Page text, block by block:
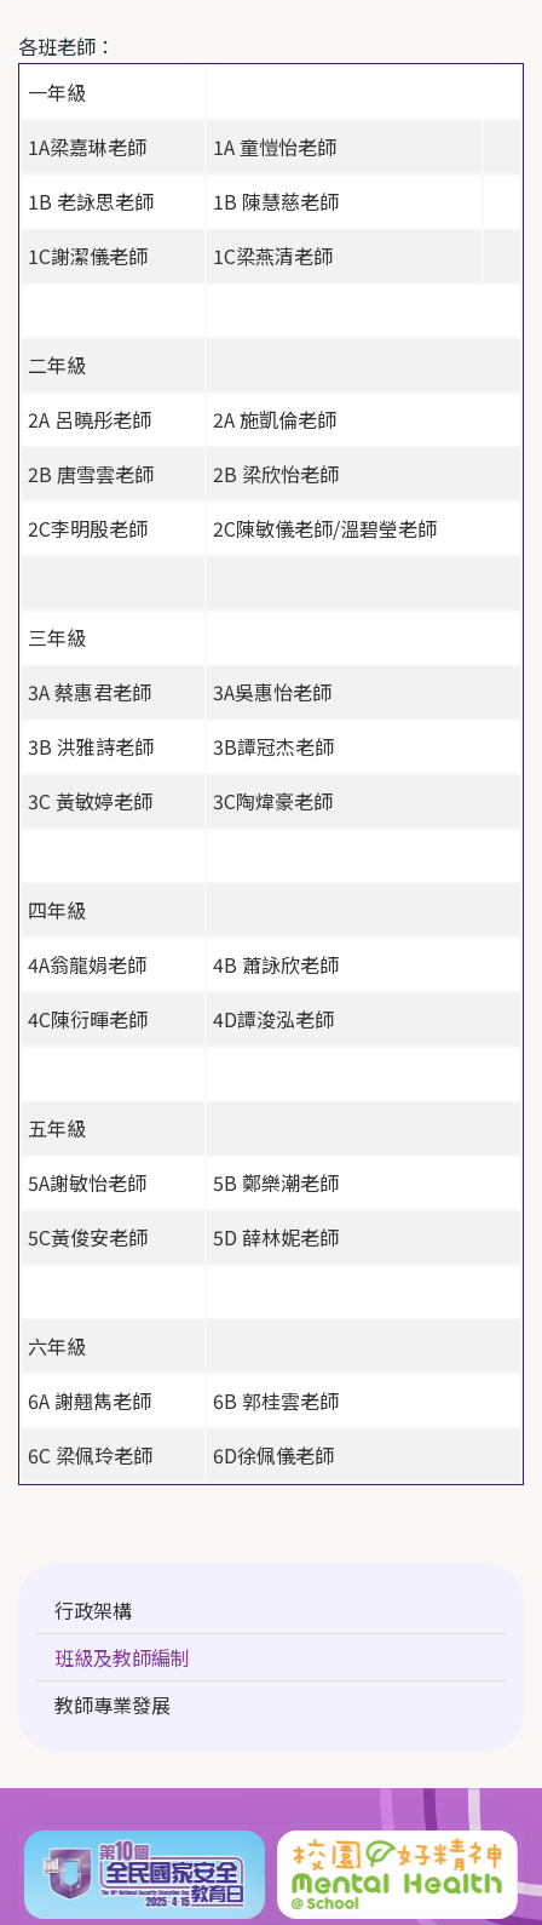
各班老師：
一年級
1A梁嘉琳老師 1A童愷怡老師
1B 老詠思老師 1B 陳慧慈老師
1C謝潔儀老師 1C梁燕清老師
二年級
2A 呂曉彤老師 2A施凱倫老師
2B 唐雪雲老師 2B 梁欣怡老師
2C李明殷老師 2C陳敏儀老師/溫碧瑩老師
三年級
3A蔡惠君老師 3A吳惠怡老師
3B 洪雅詩老師 3B譚冠杰老師
3C 黃敏婷老師 3C陶煒豪老師
四年級
4A翁龍娟老師 4B 蕭詠欣老師
4C陳衍暉老師 4D譚浚泓老師
五年級
5A謝敏怡老師 5B 鄭樂潮老師
5C黃俊安老師 5D 薛林妮老師
六年級
6A 謝翹雋老師 6B 郭桂雲老師
6C 梁佩玲老師 6D徐佩儀老師
navigation
行政架構
班級及教師編制
教師專業發展